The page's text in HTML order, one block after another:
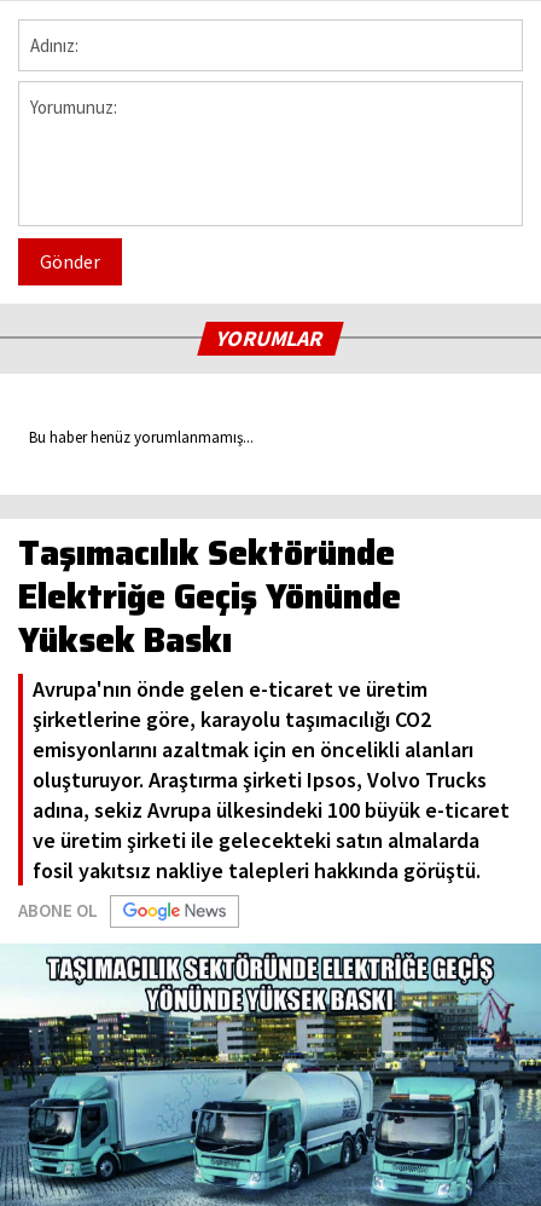
Gönder
YORUMLAR
Bu haber henüz yorumlanmamış...
Taşımacılık Sektöründe
Elektriğe Geçiş Yönünde
Yüksek Baskı
Avrupa'nın önde gelen e-ticaret ve üretim
şirketlerine göre, karayolu taşımacılığı CO2
emisyonlarını azaltmak için en öncelikli alanları
oluşturuyor. Araştırma şirketi Ipsos, Volvo Trucks
adına, sekiz Avrupa ülkesindeki 100 büyük e-ticaret
ve üretim şirketi ile gelecekteki satın almalarda
fosil yakıtsız nakliye talepleri hakkında görüştü.
ABONE OL